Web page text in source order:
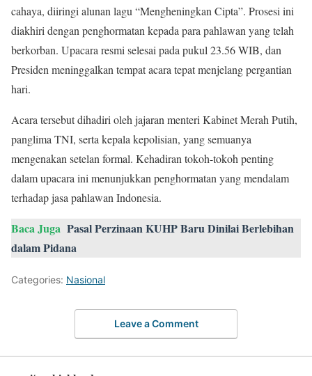
cahaya, diiringi alunan lagu “Mengheningkan Cipta”. Prosesi ini
diakhiri dengan penghormatan kepada para pahlawan yang telah
berkorban. Upacara resmi selesai pada pukul 23.56 WIB, dan
Presiden meninggalkan tempat acara tepat menjelang pergantian
hari.
Acara tersebut dihadiri oleh jajaran menteri Kabinet Merah Putih,
panglima TNI, serta kepala kepolisian, yang semuanya
mengenakan setelan formal. Kehadiran tokoh-tokoh penting
dalam upacara ini menunjukkan penghormatan yang mendalam
terhadap jasa pahlawan Indonesia.
Baca Juga Pasal Perzinaan KUHP Baru Dinilai Berlebihan
dalam Pidana
Categories: Nasional
Leave a Comment